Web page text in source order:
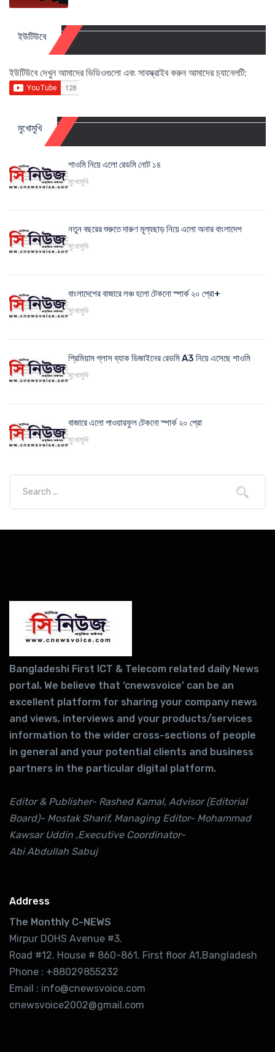
ইউটিউবে
ইউটিউবে দেখুন আমাদের ভিডিওগুলো এবং সাবস্ক্রাইব করুন আমাদের চ্যানেলটি:
মুখোমুখি
শাওমি নিয়ে এলো রেডমি নোট ১৪
মুখোমুখি
নতুন বছরের শুরুতে দারুণ মূল্যছাড় নিয়ে এলো অনার বাংলাদেশ
মুখোমুখি
বাংলাদেশের বাজারে লঞ্চ হলো টেকনো স্পার্ক ২০ প্রো+
মুখোমুখি
প্রিমিয়াম গ্লাস ব্যাক ডিজাইনের রেডমি A3 নিয়ে এসেছে শাওমি
মুখোমুখি
বাজারে এলো পাওয়ারফুল টেকনো স্পার্ক ২০ প্রো
মুখোমুখি
Bangladeshi First ICT & Telecom related daily News
portal. We believe that ‘cnewsvoice’ can be an
excellent platform for sharing your company news
and views, interviews and your products/services
information to the wider cross-sections of people
in general and your potential clients and business
partners in the particular digital platform.
Editor & Publisher- Rashed Kamal, Advisor (Editorial
Board)- Mostak Sharif, Managing Editor- Mohammad
Kawsar Uddin ,Executive Coordinator-
Abi Abdullah Sabuj
Address
The Monthly C-NEWS
Mirpur DOHS Avenue #3.
Road #12. House # 860-861. First floor A1,Bangladesh
Phone : +88029855232
Email : info@cnewsvoice.com
cnewsvoice2002@gmail.com